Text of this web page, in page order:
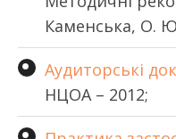
Каменська, О.
Аудиторські
НЦОА – 2012;